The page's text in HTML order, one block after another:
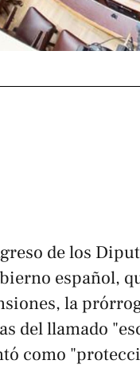
de los
español,
la
del llamado
como